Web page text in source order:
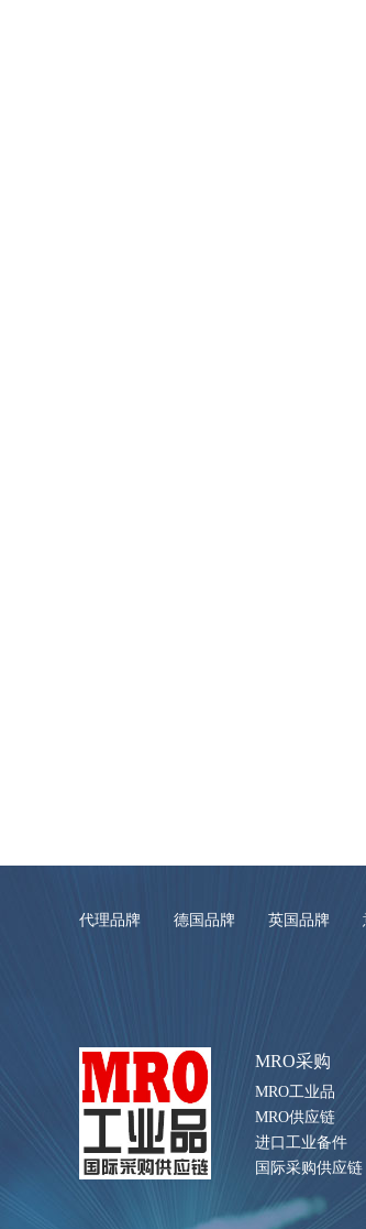
代理品牌 德国品牌 英国品牌
MRO采购
MRO工业品
MRO供应链
进口工业备件
国际采购供应链